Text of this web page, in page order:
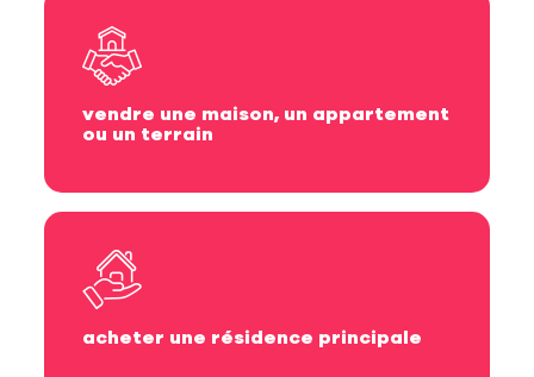
vendre une maison, un appartement
ou un terrain
acheter une résidence principale